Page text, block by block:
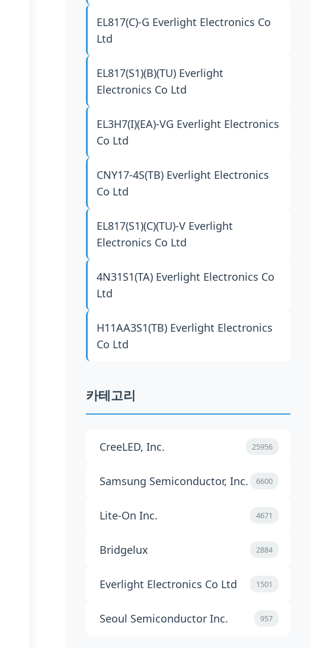
EL817(C)-G Everlight Electronics Co
Ltd
EL817(S1)(B)(TU) Everlight
Electronics Co Ltd
EL3H7(I)(EA)-VG Everlight Electronics
Co Ltd
CNY17-4S(TB) Everlight Electronics
Co Ltd
EL817(S1)(C)(TU)-V Everlight
Electronics Co Ltd
4N31S1(TA) Everlight Electronics Co
Ltd
H11AA3S1(TB) Everlight Electronics
Co Ltd
카테고리
CreeLED, Inc. 25956
Samsung Semiconductor, Inc. 6600
Lite-On Inc. 4671
Bridgelux 2884
Everlight Electronics Co Ltd 1501
Seoul Semiconductor Inc. 957